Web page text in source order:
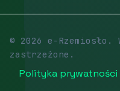
© 2026 e-Rzemiosło.
zastrzeżone.
Polityka prywatności